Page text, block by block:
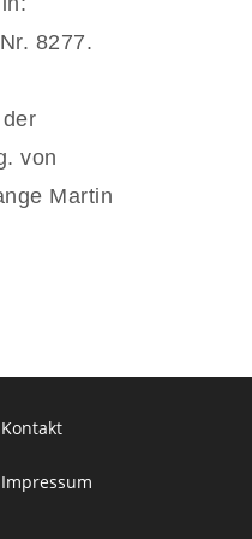
8277.
von
Martin
Kontakt
Impressum